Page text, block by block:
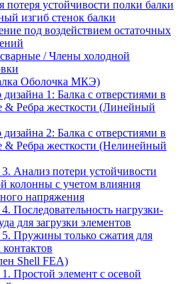
потеря устойчивости полки балки
изгиб стенок балки
под воздействием остаточных
/ Члены холодной
Оболочка МКЭ)
1: Балка с отверстиями в
& Ребра жесткости (Линейный
2: Балка с отверстиями в
& Ребра жесткости (Нелинейный
Анализ потери устойчивости
колонны с учетом влияния
напряжения
Последовательность нагрузки-
для загрузки элементов
Пружины только сжатия для
контактов
Shell FEA)
Простой элемент с осевой